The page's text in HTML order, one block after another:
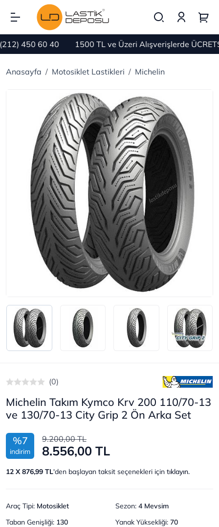
450 60 40 1500 TL ve Üzeri Alışverişlerde ÜCRETSİZ
Anasayfa Motosiklet Lastikleri Michelin
(0)
Michelin Takım Kymco Krv 200 110/70-13
ve 130/70-13 City Grip 2 Ön Arka Set
%7
indirim
9.200,00 TL
8.556,00 TL
12 X 876,99 TL'den başlayan taksit seçenekleri için tıklayın.
Araç Tipi: Motosiklet Sezon: 4 Mevsim
Taban Genişliği: 130 Yanak Yüksekliği: 70